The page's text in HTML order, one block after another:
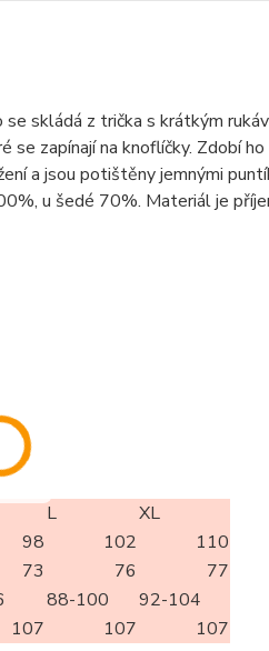
skládá z trička s krátkým
zapínají na knoflíčky. Zdobí
a jsou potištěny jemnými
u šedé 70%. Materiál je
L
XL
98 102
110
73 76
77
88-100
92-104
107 107 107